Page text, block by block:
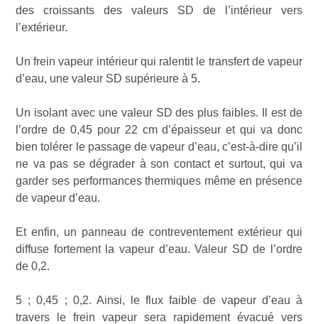
des croissants des valeurs SD de l’intérieur vers
l’extérieur.
Un frein vapeur intérieur qui ralentit le transfert de vapeur
d’eau, une valeur SD supérieure à 5.
Un isolant avec une valeur SD des plus faibles. Il est de
l’ordre de 0,45 pour 22 cm d’épaisseur et qui va donc
bien tolérer le passage de vapeur d’eau, c’est-à-dire qu’il
ne va pas se dégrader à son contact et surtout, qui va
garder ses performances thermiques même en présence
de vapeur d’eau.
Et enfin, un panneau de contreventement extérieur qui
diffuse fortement la vapeur d’eau. Valeur SD de l’ordre
de 0,2.
5 ; 0,45 ; 0,2. Ainsi, le flux faible de vapeur d’eau à
travers le frein vapeur sera rapidement évacué vers